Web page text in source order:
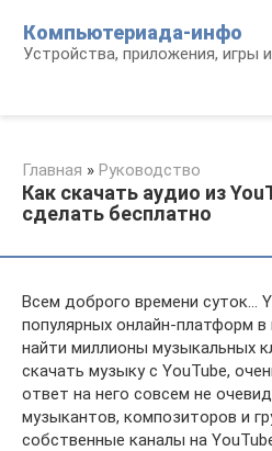
контенту
Компьютериада-инфо
Устройства, приложения, игры
Главная » Руководство
Как скачать аудио из
сделать бесплатно
Всем доброго времени суток…
популярных онлайн-платформ
найти миллионы музыкальных
скачать музыку с YouTube,
ответ на него совсем не
музыкантов, композиторов и
собственные каналы на